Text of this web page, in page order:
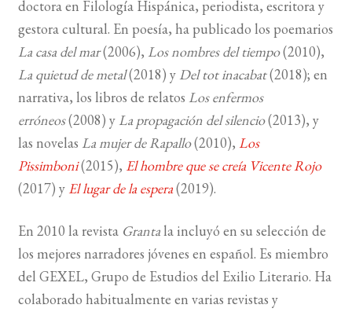
doctora en Filología Hispánica, periodista, escritora y
gestora cultural. En poesía, ha publicado los poemarios
La casa del mar(2006), Los nombres del tiempo(2010),
La quietud de metal(2018) y Del tot inacabat(2018); en
narrativa, los libros de relatos Los enfermos
erróneos(2008) y La propagación del silencio(2013), y
las novelas La mujer de Rapallo(2010), Los
Pissimboni(2015), El hombre que se creía Vicente Rojo
(2017) y El lugar de la espera(2019).
En 2010 la revista Grantala incluyó en su selección de
los mejores narradores jóvenes en español. Es miembro
del GEXEL, Grupo de Estudios del Exilio Literario. Ha
colaborado habitualmente en varias revistas y